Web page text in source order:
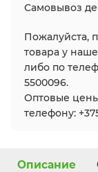
Самовывоз
Пожалуйста,
товара у
либо по
5500096.
Оптовые
телефону:
Описание